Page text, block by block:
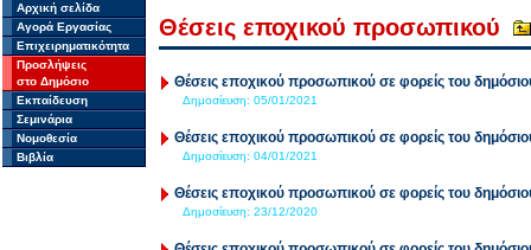
Αρχική σελίδα
Αγορά Εργασίας
Επιχειρηματικότητα
Προσλήψεις
στο Δημόσιο
Εκπαίδευση
Σεμινάρια
Νομοθεσία
Βιβλία
Θέσεις εποχικού προσωπικού
Θέσεις εποχικού προσωπικού σε φορείς του
Δημοσίευση: 05/01/2021
Θέσεις εποχικού προσωπικού σε φορείς του
Δημοσίευση: 04/01/2021
Θέσεις εποχικού προσωπικού σε φορείς του
Δημοσίευση: 23/12/2020